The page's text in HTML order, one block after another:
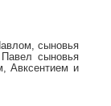
сыновья
сыновья
Авксентием и